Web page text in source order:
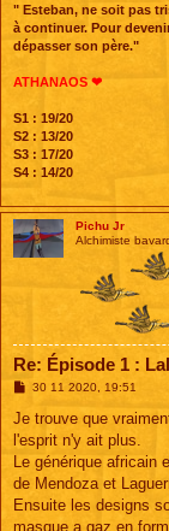
" Esteban, ne soit pas
à continuer. Pour
dépasser son père."
ATHANAOS ❤
S1 : 19/20
S2 : 13/20
S3 : 17/20
S4 : 14/20
Pichu Jr
Alchimiste
Re: Épisode 1 :
M
s
a
g
30 11 2020, 19:51
Je trouve que
l'esprit n'y ait plus.
Le générique africain
de Mendoza et
Ensuite les designs
masque a gaz en